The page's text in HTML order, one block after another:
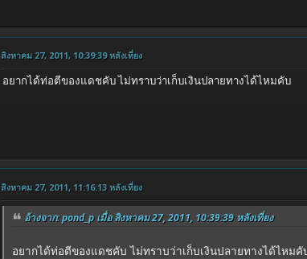
สิงหาคม 27, 2011, 10:39:39 หลังเที่ยง
อยากได้ท่อตีของแดชคับ ไม่ทราบว่าเก็บเงินปลายทางได้ไหมคับ
สิงหาคม 27, 2011, 11:16:13 หลังเที่ยง
อ้างจาก: pond_p เมื่อ สิงหาคม 27, 2011, 10:39:39 หลังเที่ยง
อยากได้ท่อตีของแดชคับ ไม่ทราบว่าเก็บเงินปลายทางได้ไหมคั